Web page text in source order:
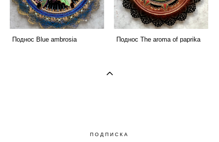
Поднос Blue ambrosia Поднос Тhe aroma of paprika
ПОДПИСКА